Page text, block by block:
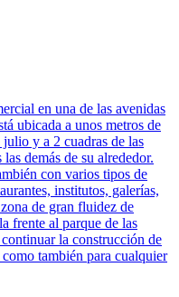
en una de las avenidas
ubicada a unos metros de
y a 2 cuadras de las
demás de su alrededor.
con varios tipos de
institutos, galerías,
de gran fluidez de
frente al parque de las
la construcción de
también para cualquier